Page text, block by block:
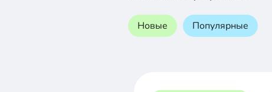
Новые Популярные